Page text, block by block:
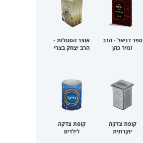
ספר דניאל - הרב
זמיר כהן
אוצר הסגולות -
הרב יצחק בצרי
קופת צדקה
יוקרתית
קופת צדקה
לילדים